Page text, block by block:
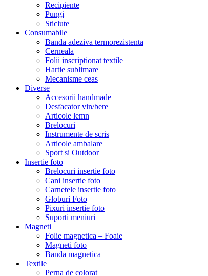
Recipiente
Pungi
Sticlute
Consumabile
Banda adeziva termorezistenta
Cerneala
Folii inscriptionat textile
Hartie sublimare
Mecanisme ceas
Diverse
Accesorii handmade
Desfacator vin/bere
Articole lemn
Brelocuri
Instrumente de scris
Articole ambalare
Sport si Outdoor
Insertie foto
Brelocuri insertie foto
Cani insertie foto
Carnetele insertie foto
Globuri Foto
Pixuri insertie foto
Suporti meniuri
Magneti
Folie magnetica – Foaie
Magneti foto
Banda magnetica
Textile
Perna de colorat